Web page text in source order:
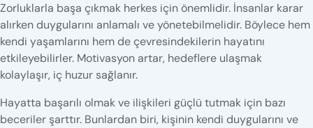
Zorluklarla başa çıkmak herkes için önemlidir. İnsanlar karar
alırken duygularını anlamalı ve yönetebilmelidir. Böylece hem
kendi yaşamlarını hem de çevresindekilerin hayatını
etkileyebilirler. Motivasyon artar, hedeflere ulaşmak
kolaylaşır, iç huzur sağlanır.
Hayatta başarılı olmak ve ilişkileri güçlü tutmak için bazı
beceriler şarttır. Bunlardan biri, kişinin kendi duygularını ve